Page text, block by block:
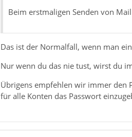
Beim erstmaligen Senden von
Das ist der Normalfall, wenn man
Nur wenn du das nie tust, wirst du
Übrigens empfehlen wir immer den
für alle Konten das Passwort